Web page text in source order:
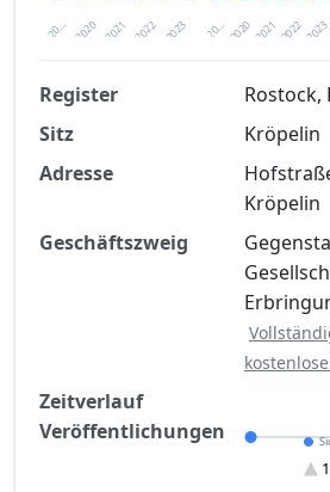
20… 2021 2023
2020 2022 20… 2021 2023
2020 2022
Finanzkennzahlen nach
Registrierung
Jetzt kostenlos
Register
Rostock,
Sitz
Kröpelin
Adresse
Kröpelin
Geschäftszweig
Zeitverlauf
Veröffentlichungen